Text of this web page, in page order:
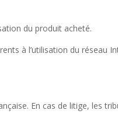
du produit acheté.
à l’utilisation du réseau
En cas de litige, les